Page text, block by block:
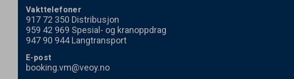
Vakttelefoner
917 72 350 Distribusjon
959 42 969 Spesial- og kranoppdrag
947 90 944Langtransport
E-post
booking.vm@veoy.no